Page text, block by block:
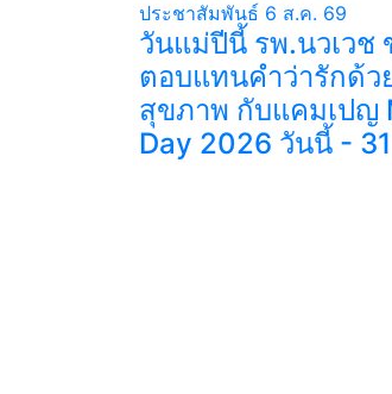
ประชาสัมพันธ์ 6 ส.ค. 69
วันแม่ปีนี้ รพ.นวเวช
ตอบแทนคำว่ารักด้ว
สุขภาพ กับแคมเปญ
Day 2026 วันนี้ -